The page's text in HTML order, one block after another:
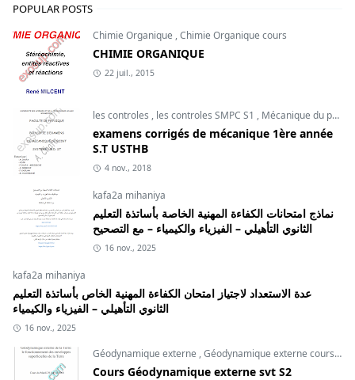
POPULAR POSTS
Chimie Organique ,Chimie Organique cours
CHIMIE ORGANIQUE
22 juil., 2015
les controles , les controles SMPC S1 , Mécanique du point
examens corrigés de mécanique 1ère année
S.T USTHB
4 nov., 2018
kafa2a mihaniya
نماذج امتحانات الكفاءة المهنية الخاصة بأساتذة التعليم
الثانوي التأهيلي – الفيزياء والكيمياء – مع التصحيح
16 nov., 2025
kafa2a mihaniya
عدة الاستعداد لاجتياز امتحان الكفاءة المهنية الخاص بأساتذة التعليم
الثانوي التأهيلي – الفيزياء والكيمياء
16 nov., 2025
Géodynamique externe ,Géodynamique externe cours ,
Cours Géodynamique externe svt S2